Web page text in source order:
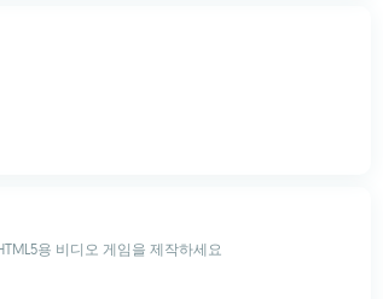
용 비디오 게임을 제작하세요